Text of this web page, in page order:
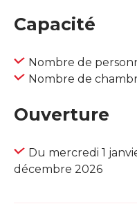
Capacité
Nombre de
Nombre de
Ouverture
Du mercredi 1
décembre 2026